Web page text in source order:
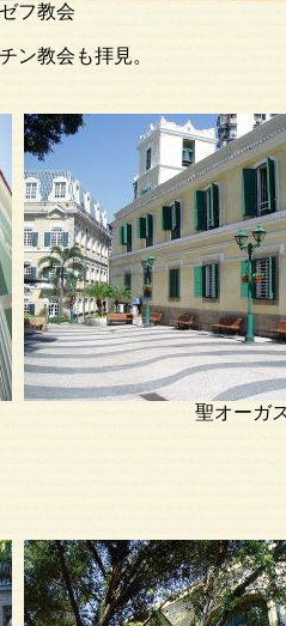
フ教会
教会も拝見。
聖オーガスチン